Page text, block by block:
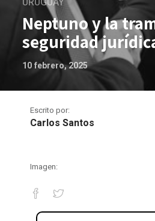
Neptuno y la
seguridad
10 febrero, 2025
Escrito por:
Carlos Santos
Imagen: